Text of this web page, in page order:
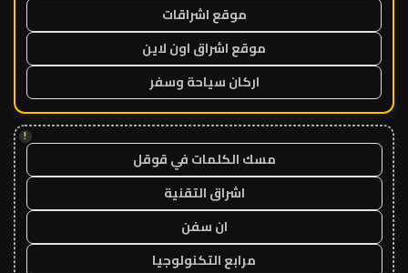
موقع اشراقات
موقع اشراق اون لاين
اركان سياحة وسفر
!
مسك الكلمات في قوقل
اشراق التقنية
ان سفن
مرابع التكنولوجيا